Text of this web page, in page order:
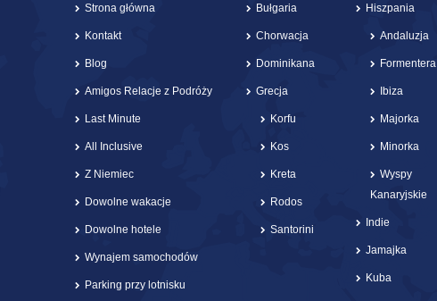
Strona główna
Kontakt
Blog
Amigos Relacje z Podróży
Last Minute
All Inclusive
Z Niemiec
Dowolne wakacje
Dowolne hotele
Wynajem samochodów
Parking przy lotnisku
Bułgaria
Chorwacja
Dominikana
Grecja
Korfu
Kos
Kreta
Rodos
Santorini
Hiszpania
Andaluzja
Formentera
Ibiza
Majorka
Minorka
Wyspy
Kanaryjskie
Indie
Jamajka
Kuba